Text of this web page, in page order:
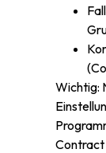
Wichtig:
Contract